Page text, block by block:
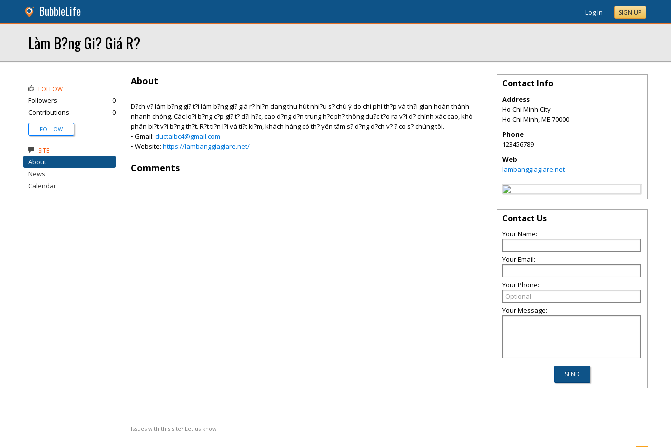
BubbleLife Log In SIGN UP
Làm B?ng Gi? Giá R?
About
D?ch v? làm b?ng gi? t?i làm b?ng gi? giá r? hi?n dang thu hút nhi?u s? chú ý do chi phí th?p và th?i gian hoàn thành
nhanh chóng. Các lo?i b?ng c?p gi? t? d?i h?c, cao d?ng d?n trung h?c ph? thông du?c t?o ra v?i d? chính xác cao, khó
phân bi?t v?i b?ng th?t. R?t ti?n l?i và ti?t ki?m, khách hàng có th? yên tâm s? d?ng d?ch v? ? co s? chúng tôi.
• Gmail: ductaibc4@gmail.com
• Website: https://lambanggiagiare.net/
Comments
Issues with this site? Let us know.
FOLLOW
Followers
0
Contributions
0
FOLLOW
SITE
About
News
Calendar
Contact Info
Address
Ho Chi Minh City
Ho Chi Minh,ME 70000
Phone
123456789
Web
lambanggiagiare.net
Contact Us
Your Name:
Your Email:
Your Phone:
Your Message: